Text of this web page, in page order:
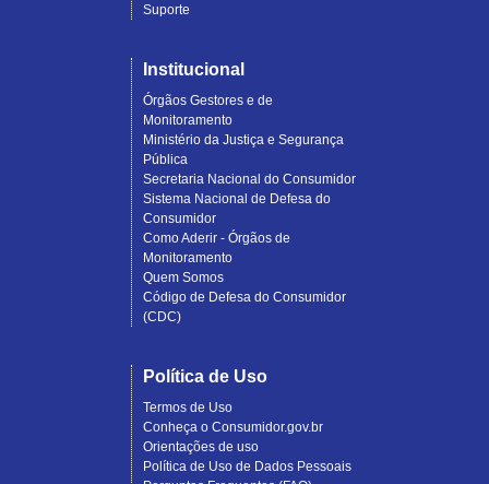
Suporte
Institucional
Órgãos Gestores e de
Monitoramento
Ministério da Justiça e Segurança
Pública
Secretaria Nacional do Consumidor
Sistema Nacional de Defesa do
Consumidor
Como Aderir - Órgãos de
Monitoramento
Quem Somos
Código de Defesa do Consumidor
(CDC)
Política de Uso
Termos de Uso
Conheça o Consumidor.gov.br
Orientações de uso
Política de Uso de Dados Pessoais